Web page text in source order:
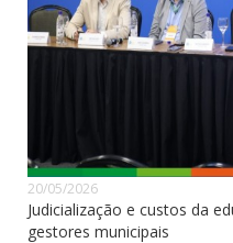
20/05/2026
Judicialização e custos da
gestores municipais